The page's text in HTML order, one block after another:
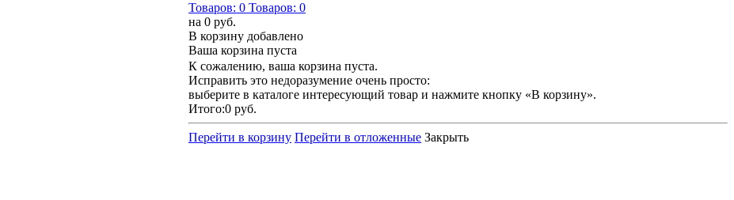
Товаров: 0 Товаров: 0
на 0 руб.
В корзину добавлено
Ваша корзина пуста
К сожалению, ваша корзина пуста.
Исправить это недоразумение очень просто:
выберите в каталоге интересующий товар и нажмите кнопку «В корзину».
Итого:0 руб.
Перейти в корзину Перейти в отложенные Закрыть